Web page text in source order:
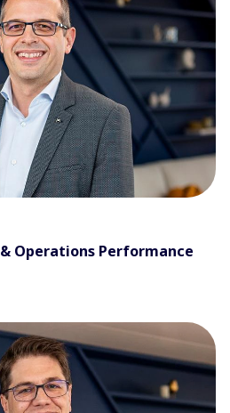
​Operations Performance​